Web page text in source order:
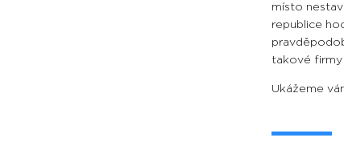
místo
republice
takové firmy
Ukážeme